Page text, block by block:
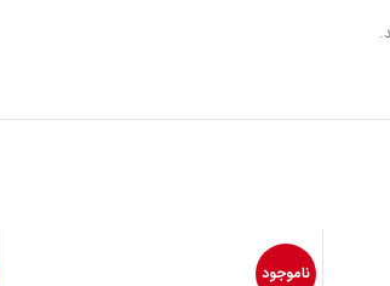
ناموجود